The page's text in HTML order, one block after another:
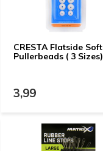
CRESTA Flatside Soft
Pullerbeads ( 3 Sizes)
3,99